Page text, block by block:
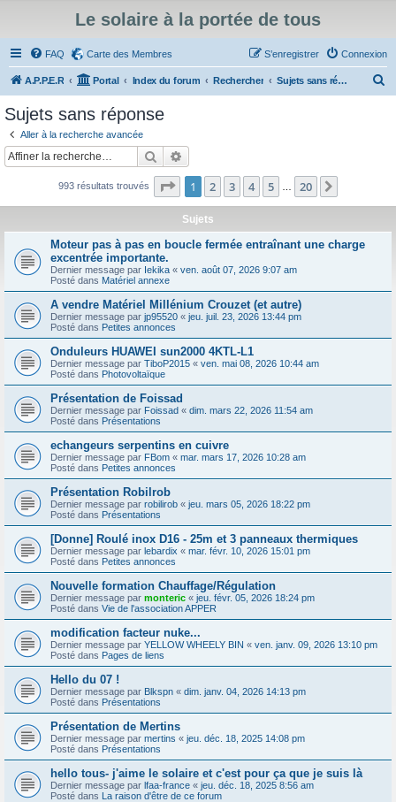
Le solaire à la portée de tous
FAQ Carte des Membres Connexion
S’enregistrer
A.P.P.E.R Portal Index du forum Rechercher Sujets sans réponse
c
Sujets sans réponse
Aller à la recherche avancée
Rechercher
993 résultats trouvés Page 1sur20
1 2 3 4 5 20
Sujets
Moteur pas à pas en boucle fermée entraînant une charge
excentrée importante.
Dernier message par Iekika « ven. août 07, 2026 9:07 am
Posté dans Matériel annexe
A vendre Matériel Millénium Crouzet (et autre)
Dernier message par jp95520 « jeu. juil. 23, 2026 13:44 pm
Posté dans Petites annonces
Onduleurs HUAWEI sun2000 4KTL-L1
Dernier message par TiboP2015 « ven. mai 08, 2026 10:44 am
Posté dans Photovoltaïque
Présentation de Foissad
Dernier message par Foissad « dim. mars 22, 2026 11:54 am
Posté dans Présentations
echangeurs serpentins en cuivre
Dernier message par FBom « mar. mars 17, 2026 10:28 am
Posté dans Petites annonces
Présentation Robilrob
Dernier message par robilirob « jeu. mars 05, 2026 18:22 pm
Posté dans Présentations
[Donne] Roulé inox D16 - 25m et 3 panneaux thermiques
Dernier message par lebardix « mar. févr. 10, 2026 15:01 pm
Posté dans Petites annonces
Nouvelle formation Chauffage/Régulation
Dernier message par monteric « jeu. févr. 05, 2026 18:24 pm
Posté dans Vie de l'association APPER
modification facteur nuke...
Dernier message par YELLOW WHEELY BIN « ven. janv. 09, 2026 13:10 pm
Posté dans Pages de liens
Hello du 07 !
Dernier message par Blkspn « dim. janv. 04, 2026 14:13 pm
Posté dans Présentations
Présentation de Mertins
Dernier message par mertins « jeu. déc. 18, 2025 14:08 pm
Posté dans Présentations
hello tous- j'aime le solaire et c'est pour ça que je suis là
Dernier message par lfaa-france « jeu. déc. 18, 2025 8:56 am
Posté dans La raison d'être de ce forum